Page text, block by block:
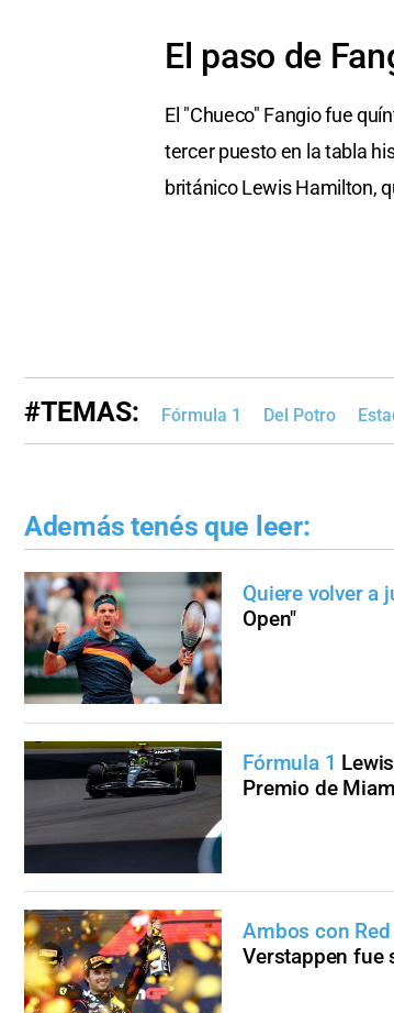
El paso de
El "Chueco" Fangio fue
tercer puesto en la tabla
británico Lewis Hamilton,
#TEMAS: Fórmula 1 Del Potro
Además tenés que leer:
Quiere volver a
Open"
Fórmula 1
Premio de
Ambos con
Verstappen fue